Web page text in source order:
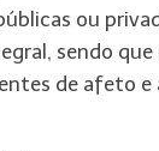
ou
sendo
de afeto